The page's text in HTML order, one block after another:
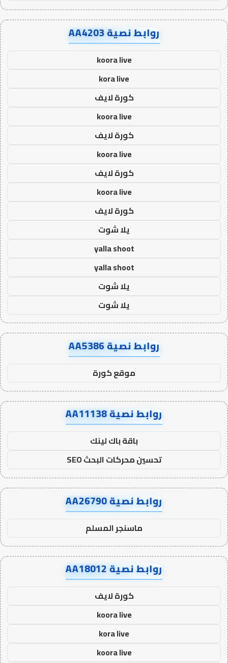
روابط نصية AA4203
koora live
kora live
كورة لايف
koora live
كورة لايف
koora live
كورة لايف
koora live
كورة لايف
يلا شوت
yalla shoot
yalla shoot
يلا شوت
يلا شوت
روابط نصية AA5386
موقع كورة
روابط نصية AA11138
باقة باك لينك
تحسين محركات البحث SEO
روابط نصية AA26790
ماسنجر المسلم
روابط نصية AA18012
كورة لايف
koora live
kora live
koora live